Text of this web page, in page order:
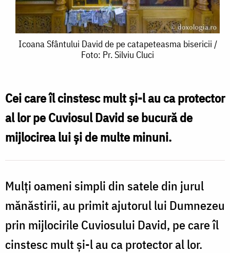
Icoana
de
pe
catapeteasma
Foto:
Pr.
Silviu
Cluci
Icoana Sfântului David de pe catapeteasma bisericii /
Foto: Pr. Silviu Cluci
Cei care îl cinstesc mult şi-l au ca protector
al lor pe Cuviosul David se bucură de
mijlocirea lui și de multe minuni.
Mulţi oameni simpli din satele din jurul
mănăstirii, au primit ajutorul lui Dumnezeu
prin mijlocirile Cuviosului David, pe care îl
cinstesc mult şi-l au ca protector al lor.